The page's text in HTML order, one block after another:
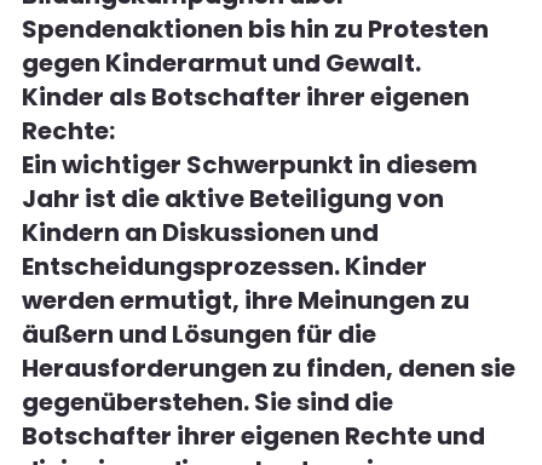
Spendenaktionen bis hin zu Protesten
gegen Kinderarmut und Gewalt.
Kinder als Botschafter ihrer eigenen
Rechte:
Ein wichtiger Schwerpunkt in diesem
Jahr ist die aktive Beteiligung von
Kindern an Diskussionen und
Entscheidungsprozessen. Kinder
werden ermutigt, ihre Meinungen zu
äußern und Lösungen für die
Herausforderungen zu finden, denen sie
gegenüberstehen. Sie sind die
Botschafter ihrer eigenen Rechte und